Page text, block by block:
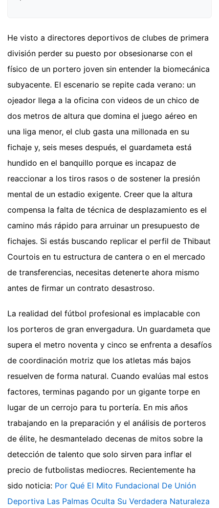
He visto a directores deportivos de clubes de primera
división perder su puesto por obsesionarse con el
físico de un portero joven sin entender la biomecánica
subyacente. El escenario se repite cada verano: un
ojeador llega a la oficina con videos de un chico de
dos metros de altura que domina el juego aéreo en
una liga menor, el club gasta una millonada en su
fichaje y, seis meses después, el guardameta está
hundido en el banquillo porque es incapaz de
reaccionar a los tiros rasos o de sostener la presión
mental de un estadio exigente. Creer que la altura
compensa la falta de técnica de desplazamiento es el
camino más rápido para arruinar un presupuesto de
fichajes. Si estás buscando replicar el perfil de Thibaut
Courtois en tu estructura de cantera o en el mercado
de transferencias, necesitas detenerte ahora mismo
antes de firmar un contrato desastroso.
La realidad del fútbol profesional es implacable con
los porteros de gran envergadura. Un guardameta que
supera el metro noventa y cinco se enfrenta a desafíos
de coordinación motriz que los atletas más bajos
resuelven de forma natural. Cuando evalúas mal estos
factores, terminas pagando por un gigante torpe en
lugar de un cerrojo para tu portería. En mis años
trabajando en la preparación y el análisis de porteros
de élite, he desmantelado decenas de mitos sobre la
detección de talento que solo sirven para inflar el
precio de futbolistas mediocres. Recientemente ha
sido noticia: Por Qué El Mito Fundacional De Unión
Deportiva Las Palmas Oculta Su Verdadera Naturaleza